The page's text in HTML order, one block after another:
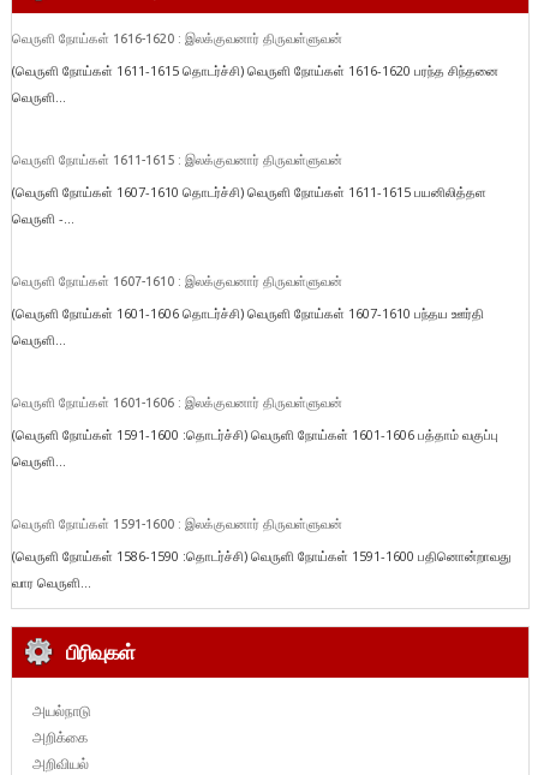
வெருளி நோய்கள் 1616-1620 : இலக்குவனார் திருவள்ளுவன்
(வெருளி நோய்கள் 1611-1615 தொடர்ச்சி) வெருளி நோய்கள் 1616-1620 பரந்த சிந்தனை
வெருளி...
வெருளி நோய்கள் 1611-1615 : இலக்குவனார் திருவள்ளுவன்
(வெருளி நோய்கள் 1607-1610 தொடர்ச்சி) வெருளி நோய்கள் 1611-1615 பயனிலித்தள
வெருளி -...
வெருளி நோய்கள் 1607-1610 : இலக்குவனார் திருவள்ளுவன்
(வெருளி நோய்கள் 1601-1606 தொடர்ச்சி) வெருளி நோய்கள் 1607-1610 பந்தய ஊர்தி
வெருளி...
வெருளி நோய்கள் 1601-1606 : இலக்குவனார் திருவள்ளுவன்
(வெருளி நோய்கள் 1591-1600 :தொடர்ச்சி) வெருளி நோய்கள் 1601-1606 பத்தாம் வகுப்பு
வெருளி...
வெருளி நோய்கள் 1591-1600 : இலக்குவனார் திருவள்ளுவன்
(வெருளி நோய்கள் 1586-1590 :தொடர்ச்சி) வெருளி நோய்கள் 1591-1600 பதினொன்றாவது
வார வெருளி...
பிரிவுகள்
அயல்நாடு
அறிக்கை
அறிவியல்